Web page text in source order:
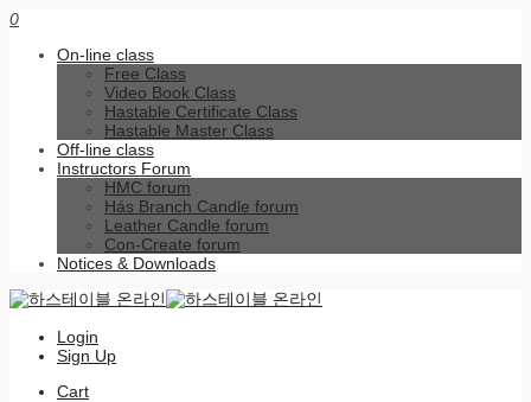
0
On-line class
Free Class
Video Book Class
Hastable Certificate Class
Hastable Master Class
Off-line class
Instructors Forum
HMC forum
Hás Branch Candle forum
Leather Candle forum
Con-Create forum
Notices & Downloads
Login
Sign Up
Cart